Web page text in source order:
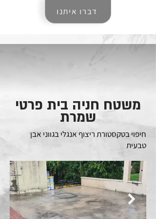
דברו איתנו
משטח חניה בית פרטי
שמרת
חיפוי בטקסטורת ריצוף אנגלי בגווני אבן
טבעית